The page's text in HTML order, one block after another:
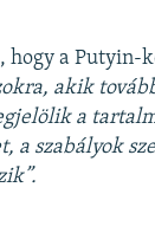
hogy a Putyin-
akik
a
a szabályok